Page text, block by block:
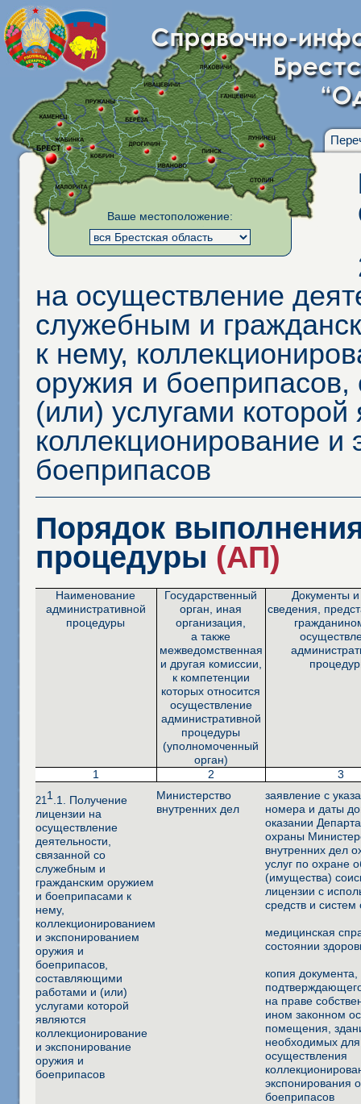
Ваше местоположение:
на осуществление
служебным и
к нему,
оружия и
(или) услугами которой
коллекционирование и
боеприпасов
Порядок
процедуры (АП)
Наименование
административной
процедуры
Государственный
орган, иная
организация,
а также
межведомственная
и другая комиссии,
к компетенции
которых относится
осуществление
административной
процедуры
(уполномоченный
орган)
Документы
сведения,
1 2 3
21 1 .1. Получение
лицензии на
осуществление
деятельности,
связанной со
служебным и
гражданским оружием
и боеприпасами к
нему,
коллекционированием
и экспонированием
оружия и
боеприпасов,
составляющими
работами и (или)
услугами которой
являются
коллекционирование
и экспонирование
оружия и
боеприпасов
Министерство
внутренних дел
заявление с
номера и даты
оказании
охраны
внутренних дел
услуг по охране
(имущества)
лицензии с
средств и
медицинская
состоянии
копия документа,
на праве
ином законном
помещения,
необходимых для
осуществления
экспонирования
боеприпасов